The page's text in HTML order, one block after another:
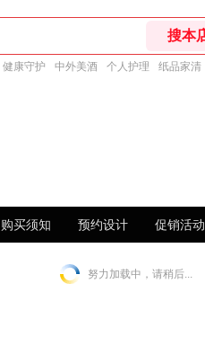
健康守护 中外美酒 个人护理 纸品家清
购买须知 预约设计 促销活动
努力加载中，请稍后...